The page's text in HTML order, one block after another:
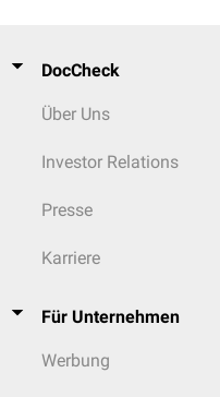
DocCheck
Über Uns
Investor Relations
Presse
Karriere
Für Unternehmen
Werbung